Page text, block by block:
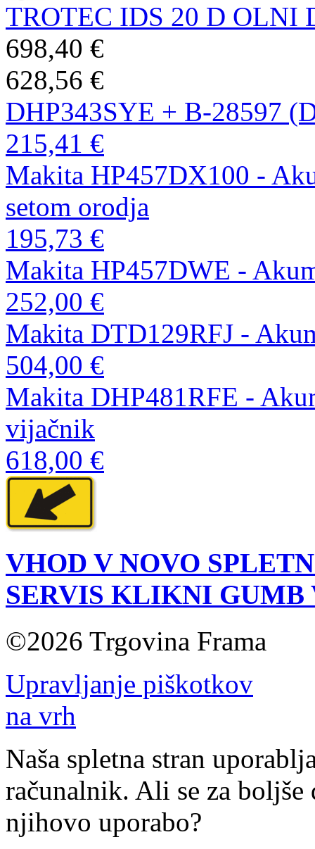
TROTEC IDS 20 D OLNI
698,40 €
628,56 €
DHP343SYE + B-28597
215,41 €
Makita HP457DX100 -
setom orodja
195,73 €
Makita HP457DWE -
252,00 €
Makita DTD129RFJ -
504,00 €
Makita DHP481RFE -
vijačnik
618,00 €
VHOD V NOVO
SERVIS KLIKNI GUMB
©2026 Trgovina Frama
Upravljanje piškotkov
na vrh
Naša spletna stran
računalnik. Ali se za
njihovo uporabo?